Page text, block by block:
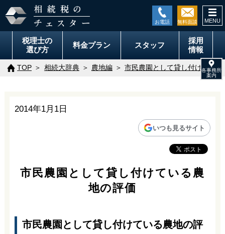
税理士の
選び方
料金プラン スタッフ
採用
情報
TOP 相続大辞典 農地編 市民農園として貸し付けている
2014年1月1日
いつも見るサイト
市民農園として貸し付けている農
地の評価
市民農園として貸し付けている農地の評